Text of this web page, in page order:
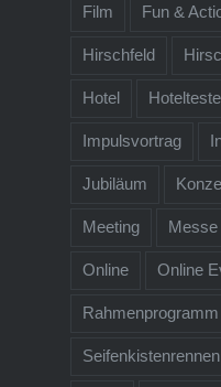
Film Fun &
Hirschfeld
Hotel
Impulsvortrag
Jubiläum
Meeting Messe
Online Online
Rahmenprogramm
Seifenkistenrennen